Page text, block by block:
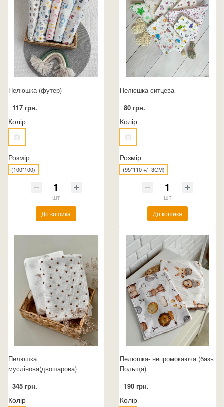
Пелюшка (футер)
117 грн.
Колір
Розмір
(100*100)
шт
До кошика
Пелюшка ситцева
80 грн.
Колір
Розмір
(95*110 +/- 3СМ)
шт
До кошика
Пелюшка
муслінова(двошарова)
345 грн.
Колір
Пелюшка- непромокаюча (бязь
Польща)
190 грн.
Колір